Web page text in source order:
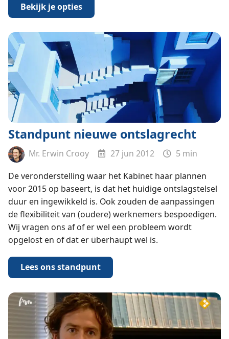
Bekijk je opties
Standpunt nieuwe ontslagrecht
Mr. Erwin Crooy 27 jun 2012
5 min
De veronderstelling waar het Kabinet haar plannen
voor 2015 op baseert, is dat het huidige ontslagstelsel
duur en ingewikkeld is. Ook zouden de aanpassingen
de flexibiliteit van (oudere) werknemers bespoedigen.
Wij vragen ons af of er wel een probleem wordt
opgelost en of dat er überhaupt wel is.
Lees ons standpunt